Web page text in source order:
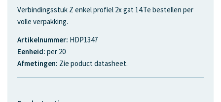
Verbindingsstuk Z enkel profiel 2x gat 14.Te bestellen per
volle verpakking.
Artikelnummer: HDP1347
Eenheid: per 20
Afmetingen: Zie poduct datasheet.